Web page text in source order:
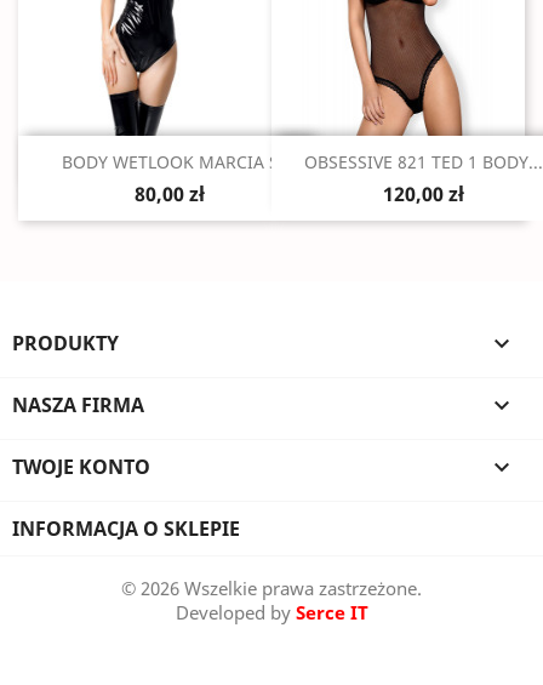
Szybki podgląd
BODY WETLOOK MARCIA S
80,00 zł
Szybki podgląd
OBSESSIVE 821 TED 1 BODY...
120,00 zł
PRODUKTY 
NASZA FIRMA 
TWOJE KONTO 
INFORMACJA O SKLEPIE
© 2026 Wszelkie prawa zastrzeżone.
Developed by Serce IT